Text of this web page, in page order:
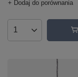
+ Dodaj do porównania
Ilość produktów